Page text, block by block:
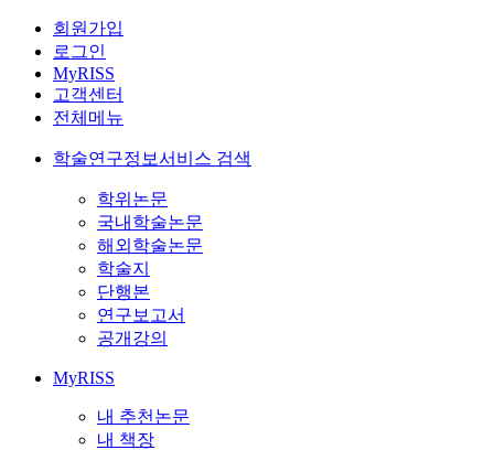
회원가입
로그인
MyRISS
고객센터
전체메뉴
학술연구정보서비스 검색
학위논문
국내학술논문
해외학술논문
학술지
단행본
연구보고서
공개강의
MyRISS
내 추천논문
내 책장